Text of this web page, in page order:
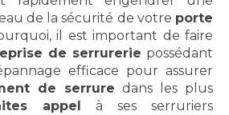
de la sécurité de votre porte
il est important de faire
de serrurerie possédant
efficace pour assurer
de serrure dans les plus
appelà ses serruriers